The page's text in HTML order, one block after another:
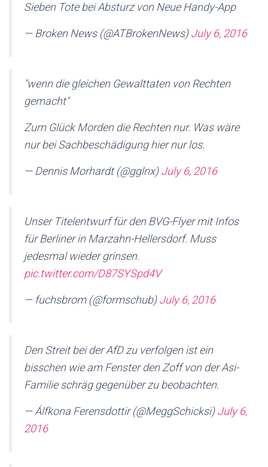
Sieben Tote bei Absturz von Neue Handy-App
— Broken News (@ATBrokenNews)July 6, 2016
"wenn die gleichen Gewalttaten von Rechten
gemacht"
Zum Glück Morden die Rechten nur. Was wäre
nur bei Sachbeschädigung hier nur los.
— Dennis Morhardt (@gglnx)July 6, 2016
Unser Titelentwurf für den BVG-Flyer mit Infos
für Berliner in Marzahn-Hellersdorf. Muss
jedesmal wieder grinsen.
pic.twitter.com/D87SYSpd4V
— fuchsbrom (@formschub)July 6, 2016
Den Streit bei der AfD zu verfolgen ist ein
bisschen wie am Fenster den Zoff von der Asi-
Familie schräg gegenüber zu beobachten.
— Álfkona Ferensdottir (@MeggSchicksi)July 6,
2016